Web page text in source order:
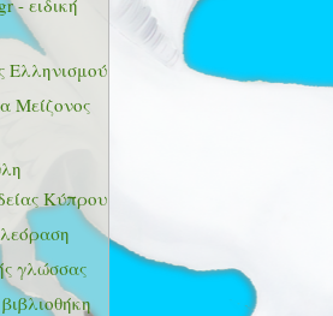
- ειδική
Ελληνισμού
Μείζονος
Κύπρου
γλώσσας